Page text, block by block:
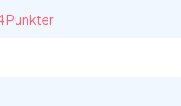
Punkter